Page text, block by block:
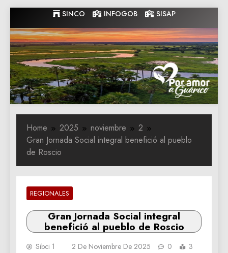
to
content
SINCO INFOGOB SISAP
Gobernacion
de Guarico
Gobernacion de Guarico
Home 2025 noviembre
2
Gran Jornada Social integral benefició al pueblo
de Roscio
REGIONALES
Gran Jornada Social integral
benefició al pueblo de Roscio
Sibci 1 2 De Noviembre De 2025 0
3